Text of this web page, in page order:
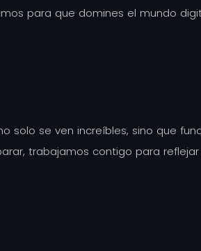
para que domines el mundo
solo se ven increíbles, sino que
trabajamos contigo para